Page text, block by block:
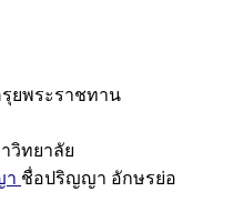
รุยพระราชทาน
วิทยาลัย
า ชื่อปริญญา อักษรย่อ